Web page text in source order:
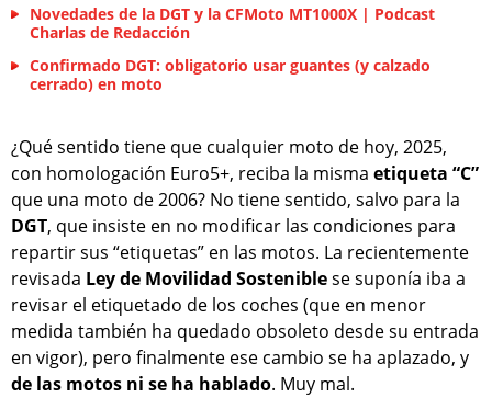
Novedades de la DGT y la CFMoto MT1000X | Podcast
Charlas de Redacción
Confirmado DGT: obligatorio usar guantes (y calzado
cerrado) en moto
¿Qué sentido tiene que cualquier moto de hoy, 2025,
con homologación Euro5+, reciba la misma etiqueta “C”
que una moto de 2006? No tiene sentido, salvo para la
DGT, que insiste en no modificar las condiciones para
repartir sus “etiquetas” en las motos. La recientemente
revisada Ley de Movilidad Sosteniblese suponía iba a
revisar el etiquetado de los coches (que en menor
medida también ha quedado obsoleto desde su entrada
en vigor), pero finalmente ese cambio se ha aplazado, y
de las motos ni se ha hablado. Muy mal.